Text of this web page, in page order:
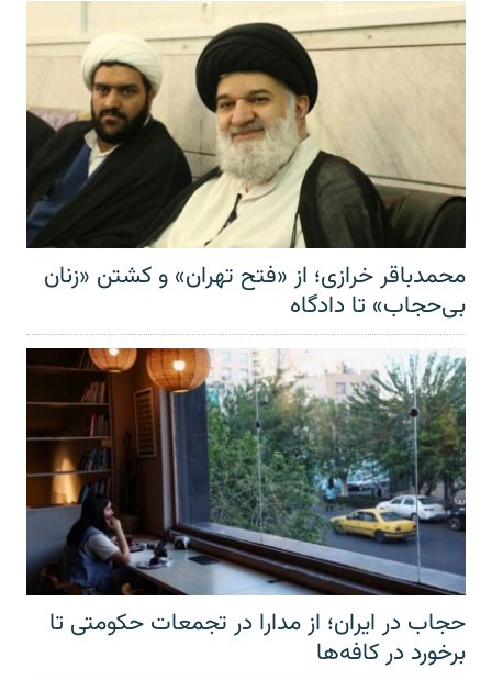
محمدباقر خرازی؛ از «فتح تهران» و کشتن «زنان
بی‌حجاب» تا دادگاه
حجاب در ایران؛ از مدارا در تجمعات حکومتی تا
برخورد در کافه‌ها